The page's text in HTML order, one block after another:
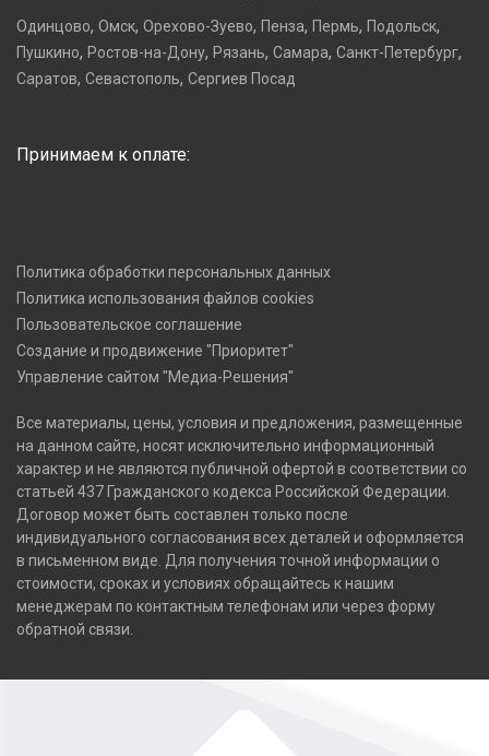
Одинцово, Омск, Орехово-Зуево, Пенза, Пермь, Подольск,
Пушкино, Ростов-на-Дону, Рязань, Самара, Санкт-Петербург,
Саратов, Севастополь, Сергиев Посад
Принимаем к оплате:
Политика обработки персональных данных
Политика использования файлов cookies
Пользовательское соглашение
Создание и продвижение "Приоритет"
Управление сайтом "Медиа-Решения"
Все материалы, цены, условия и предложения, размещенные
на данном сайте, носят исключительно информационный
характер и не являются публичной офертой в соответствии со
статьей 437 Гражданского кодекса Российской Федерации.
Договор может быть составлен только после
индивидуального согласования всех деталей и оформляется
в письменном виде. Для получения точной информации о
стоимости, сроках и условиях обращайтесь к нашим
менеджерам по контактным телефонам или через форму
обратной связи.